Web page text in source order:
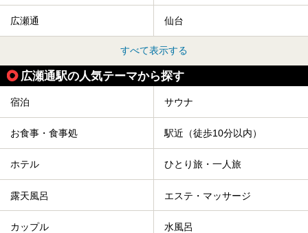
広瀬通 仙台
すべて表示する
広瀬通駅の人気テーマから探す
宿泊 サウナ
お食事・食事処 駅近（徒歩10分以内）
ホテル ひとり旅・一人旅
露天風呂 エステ・マッサージ
カップル 水風呂